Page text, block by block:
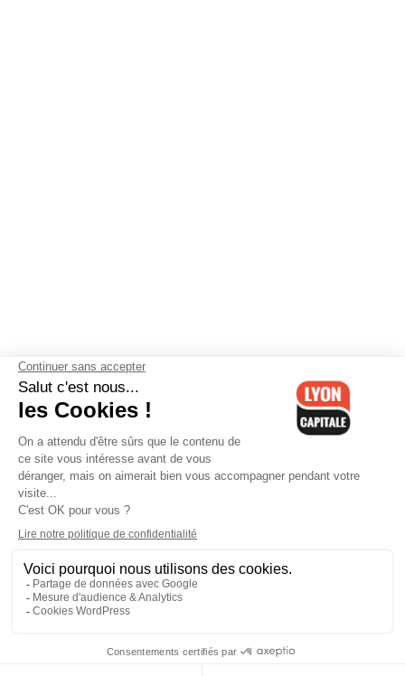
Contactez-nous-Mentions légales-CGV-Politique de
confidentialité-Gestion des cookies
Cedex 06